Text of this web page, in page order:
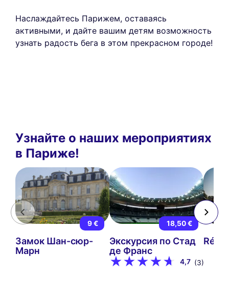
Наслаждайтесь Парижем, оставаясь
активными, и дайте вашим детям возможность
узнать радость бега в этом прекрасном городе!
Узнайте о наших мероприятиях
в Париже!
9 €
Замок Шан-сюр-
Марн
18,50 €
Экскурсия по Стад
де Франс
4,7 (3)